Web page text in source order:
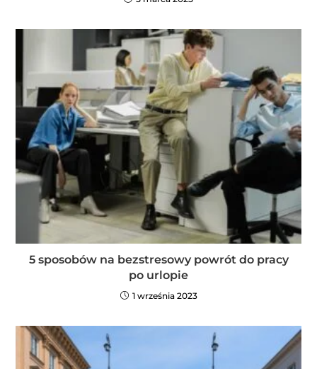
5 sposobów na bezstresowy powrót do pracy
po urlopie
1 września 2023